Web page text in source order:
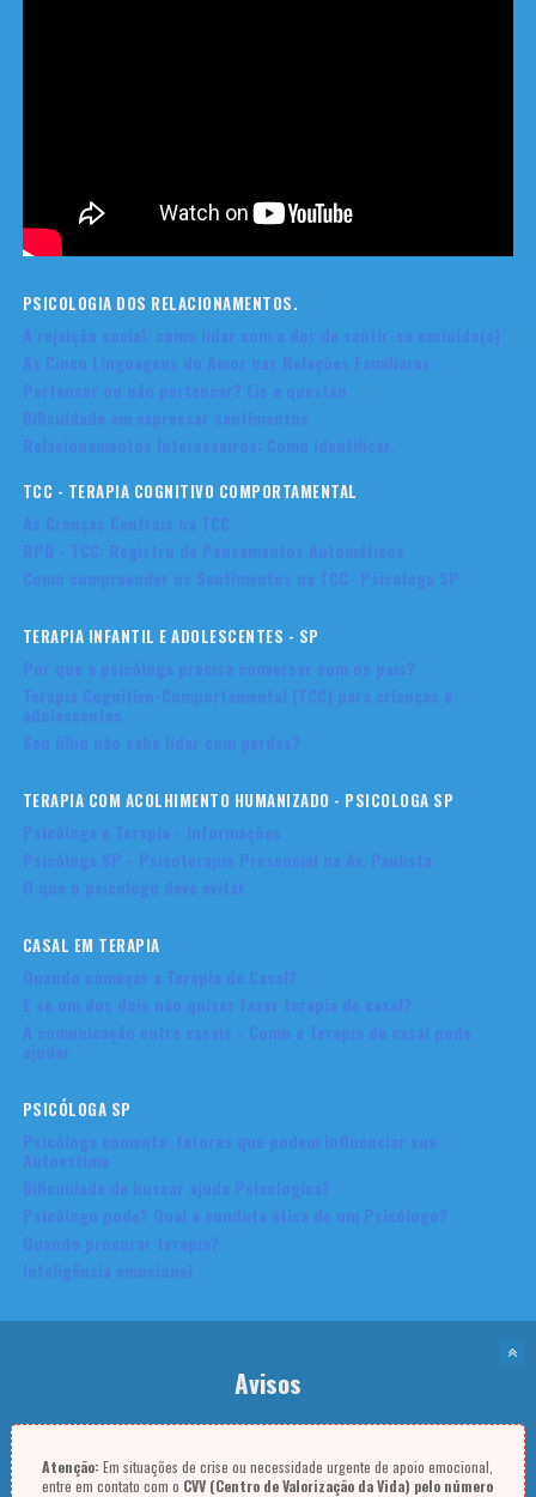
PSICOLOGIA DOS RELACIONAMENTOS.
A rejeição social: como lidar com a dor de sentir-se excluído(a)
As Cinco Linguagens do Amor nas Relações Familiares
Pertencer ou não pertencer? Eis a questão
Dificuldade em expressar sentimentos
Relacionamentos Interesseiros: Como identificar.
TCC - TERAPIA COGNITIVO COMPORTAMENTAL
As Crenças Centrais na TCC
RPD - TCC: Registro de Pensamentos Automáticos
Como compreender os Sentimentos na TCC- Psicologa SP
TERAPIA INFANTIL E ADOLESCENTES - SP
Por que a psicóloga precisa conversar com os pais?
Terapia Cognitivo-Comportamental (TCC) para crianças e
adolescentes
Seu filho não sabe lidar com perdas?
TERAPIA COM ACOLHIMENTO HUMANIZADO - PSICOLOGA SP
Psicóloga e Terapia - Informações
Psicóloga SP - Psicoterapia Presencial na Av. Paulista
O que o psicologo deve evitar
CASAL EM TERAPIA
Quando começar a Terapia de Casal?
E se um dos dois não quiser fazer terapia de casal?
A comunicação entre casais - Como a Terapia de casal pode
ajudar
PSICÓLOGA SP
Psicóloga comenta: fatores que podem influenciar sua
Autoestima
Dificuldade de buscar ajuda Psicologica?
Psicólogo pode? Qual a conduta ética de um Psicólogo?
Quando procurar terapia?
Inteligência emocional
Avisos
Atenção: Em situações de crise ou necessidade urgente de apoio emocional,
entre em contato com o CVV (Centro de Valorização da Vida) pelo número